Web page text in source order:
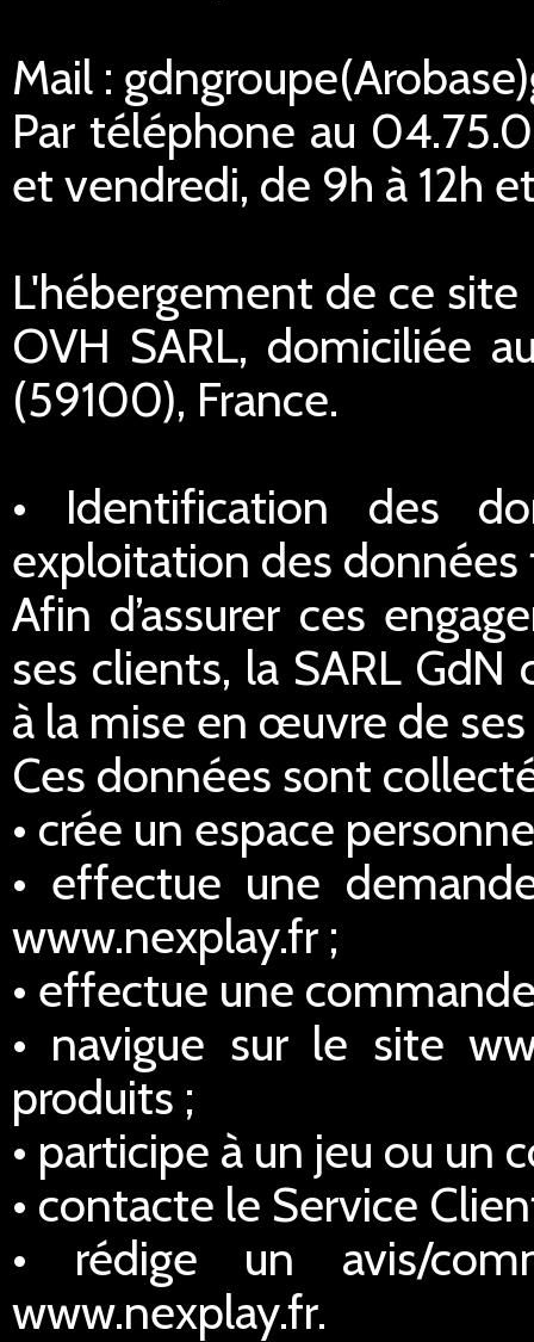
Mail :
Par téléphone au
et vendredi, de 9h à 12h
L'hébergement de ce
OVH SARL, domiciliée
(59100), France.
• Identification des
exploitation des données
Afin d’assurer ces
ses clients, la SARL
à la mise en œuvre de
Ces données sont
• crée un espace
• effectue une
www.nexplay.fr ;
• effectue une
• navigue sur le site
produits ;
• participe à un jeu ou un
• contacte le Service
• rédige un avis/
www.nexplay.fr.